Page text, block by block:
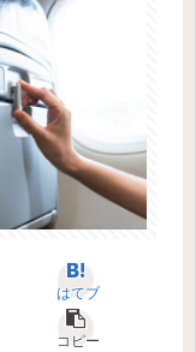
はてブ
コピー